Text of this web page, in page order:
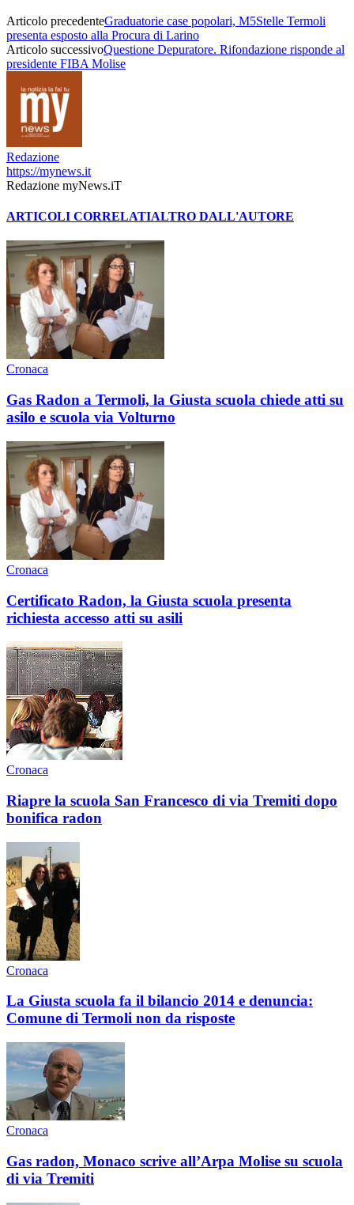
Articolo precedenteGraduatorie case popolari, M5Stelle Termoli
presenta esposto alla Procura di Larino
Articolo successivoQuestione Depuratore. Rifondazione risponde al
presidente FIBA Molise
Redazione
https://mynews.it
Redazione myNews.iT
ARTICOLI CORRELATIALTRO DALL'AUTORE
Cronaca
Gas Radon a Termoli, la Giusta scuola chiede atti su
asilo e scuola via Volturno
Cronaca
Certificato Radon, la Giusta scuola presenta
richiesta accesso atti su asili
Cronaca
Riapre la scuola San Francesco di via Tremiti dopo
bonifica radon
Cronaca
La Giusta scuola fa il bilancio 2014 e denuncia:
Comune di Termoli non da risposte
Cronaca
Gas radon, Monaco scrive all’Arpa Molise su scuola
di via Tremiti